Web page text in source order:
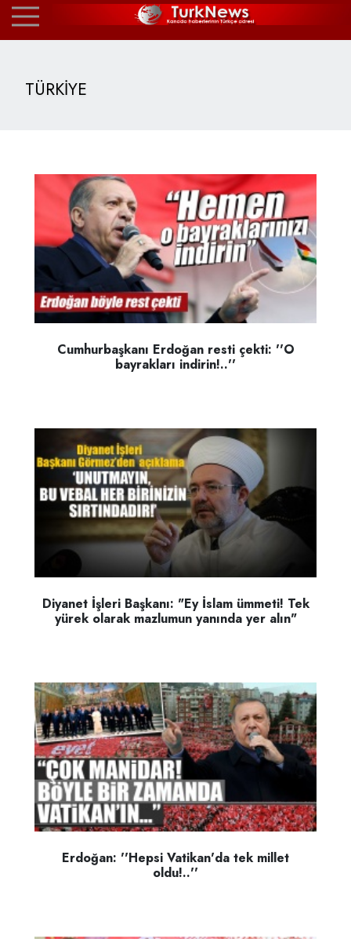
TÜRKİYE
Cumhurbaşkanı Erdoğan resti çekti: ''O
bayrakları indirin!..''
Diyanet İşleri Başkanı: "Ey İslam ümmeti! Tek
yürek olarak mazlumun yanında yer alın"
Erdoğan: ''Hepsi Vatikan'da tek millet
oldu!..''